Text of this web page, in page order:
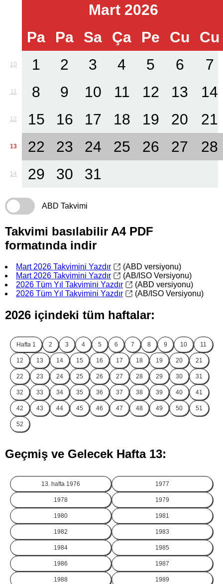
Mart 2026
Pa
Pa Sa Ça Pe Cu Cu
10 1 2 3 4 5 6 7
11 8 9 10 11 12 13 14
12 15 16 17 18 19 20 21
13 22 23 24 25 26 27 28
14 29 30 31
ABD Takvimi
Takvimi basılabilir A4 PDF
formatında indir
Mart 2026 Takvimini Yazdır
(ABD versiyonu)
Mart 2026 Takvimini Yazdır
(AB/ISO Versiyonu)
2026 Tüm Yıl Takvimini Yazdır
(ABD versiyonu)
2026 Tüm Yıl Takvimini Yazdır
(AB/ISO Versiyonu)
2026 içindeki tüm haftalar:
Hafta 1 2 3 4 5 6 7 8 9 10 11
12 13 14 15 16 17 18 19 20 21
22 23 24 25 26 27 28 29 30 31
32 33 34 35 36 37 38 39 40 41
42 43 44 45 46 47 48 49 50 51
52
Geçmiş ve Gelecek Hafta 13:
13. hafta 1976 1977
1978 1979
1980 1981
1982 1983
1984 1985
1986 1987
1988 1989